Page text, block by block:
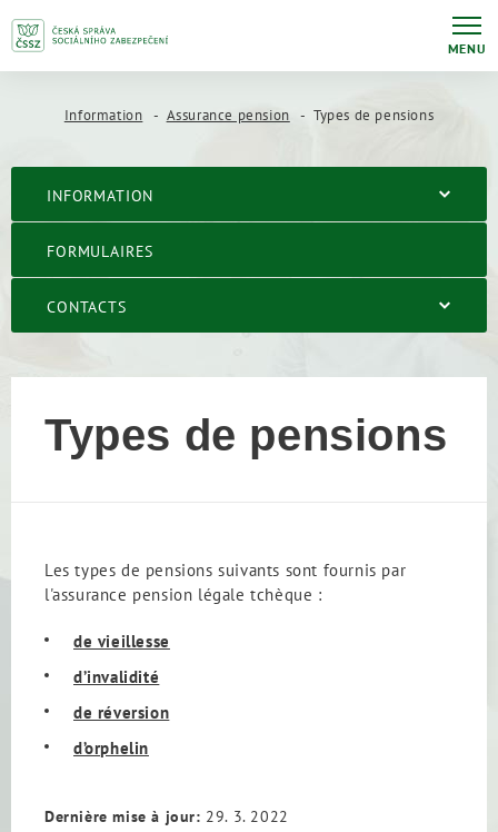
MENU
Information Assurance pension Types de pensions
INFORMATION
FORMULAIRES
CONTACTS
Types de pensions
Les types de pensions suivants sont fournis par
l'assurance pension légale tchèque :
de vieillesse
d’invalidité
de réversion
d’orphelin
Dernière mise à jour: 29. 3. 2022